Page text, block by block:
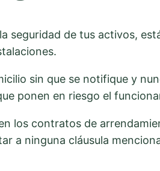
seguridad de tus activos,
sin que se notifique y
ponen en riesgo el
los contratos de
a ninguna cláusula